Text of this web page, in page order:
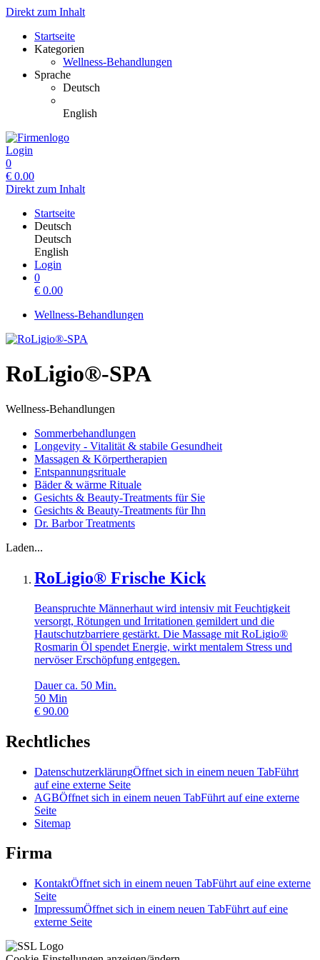
Direkt zum Inhalt
Startseite
Kategorien
Wellness-Behandlungen
Sprache
Deutsch
English
Login
0
€ 0.00
Direkt zum Inhalt
Startseite
Deutsch
Deutsch
English
Login
0
€ 0.00
Wellness-Behandlungen
RoLigio®-SPA
Wellness-Behandlungen
Sommerbehandlungen
Longevity - Vitalität & stabile Gesundheit
Massagen & Körpertherapien
Entspannungsrituale
Bäder & wärme Rituale
Gesichts & Beauty-Treatments für Sie
Gesichts & Beauty-Treatments für Ihn
Dr. Barbor Treatments
Laden...
RoLigio® Frische Kick
Beanspruchte Männerhaut wird intensiv mit Feuchtigkeit
versorgt, Rötungen und Irritationen gemildert und die
Hautschutzbarriere gestärkt. Die Massage mit RoLigio®
Rosmarin Öl spendet Energie, wirkt mentalem Stress und
nervöser Erschöpfung entgegen.
Dauer ca. 50 Min.
50 Min
€ 90.00
Rechtliches
DatenschutzerklärungÖffnet sich in einem neuen TabFührt
auf eine externe Seite
AGBÖffnet sich in einem neuen TabFührt auf eine externe
Seite
Sitemap
Firma
KontaktÖffnet sich in einem neuen TabFührt auf eine externe
Seite
ImpressumÖffnet sich in einem neuen TabFührt auf eine
externe Seite